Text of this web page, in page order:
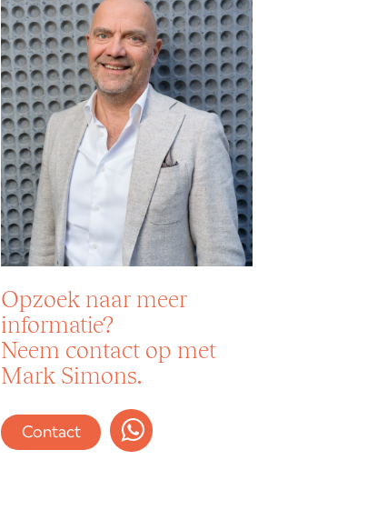
Opzoek naar meer
informatie?
Neem contact op met
Mark Simons.
Contact